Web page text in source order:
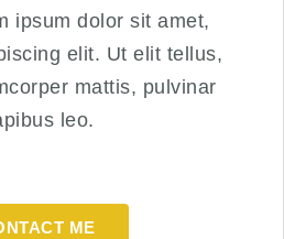
ipsum dolor sit amet,
elit. Ut elit tellus,
mattis, pulvinar
leo.
ME